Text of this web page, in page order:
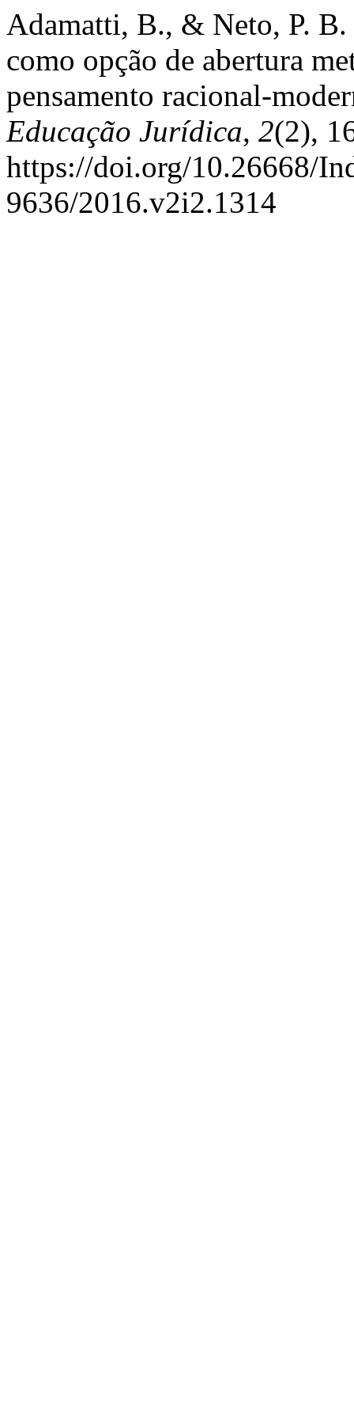
Adamatti, B., & Neto, P.
como opção de abertura
pensamento racional-
Educação Jurídica, 2(2),
https://doi.org/10.26668/
9636/2016.v2i2.1314